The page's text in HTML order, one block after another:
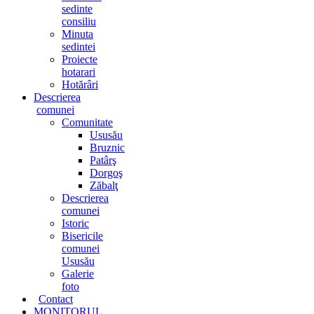
sedinte
consiliu
Minuta
sedintei
Proiecte
hotarari
Hotărâri
Descrierea
comunei
Comunitate
Ususău
Bruznic
Patârş
Dorgoş
Zăbalţ
Descrierea
comunei
Istoric
Bisericile
comunei
Ususău
Galerie
foto
Contact
MONITORUL